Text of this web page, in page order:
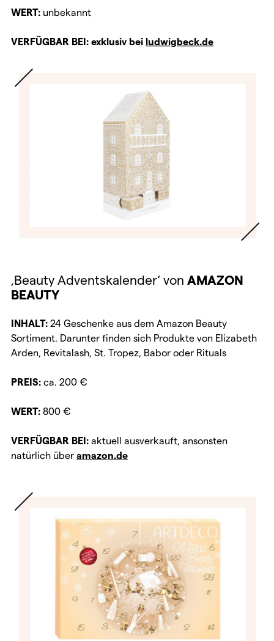
WERT: unbekannt
VERFÜGBAR BEI: exklusiv bei ludwigbeck.de
‚Beauty Adventskalender‘ von AMAZON
BEAUTY
INHALT: 24 Geschenke aus dem Amazon Beauty
Sortiment. Darunter finden sich Produkte von Elizabeth
Arden, Revitalash, St. Tropez, Babor oder Rituals
PREIS: ca. 200 €
WERT: 800 €
VERFÜGBAR BEI: aktuell ausverkauft, ansonsten
natürlich über amazon.de